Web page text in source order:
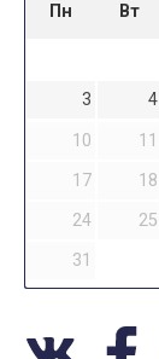
Пн Вт
3
4
10
11
17
18
24
25
31